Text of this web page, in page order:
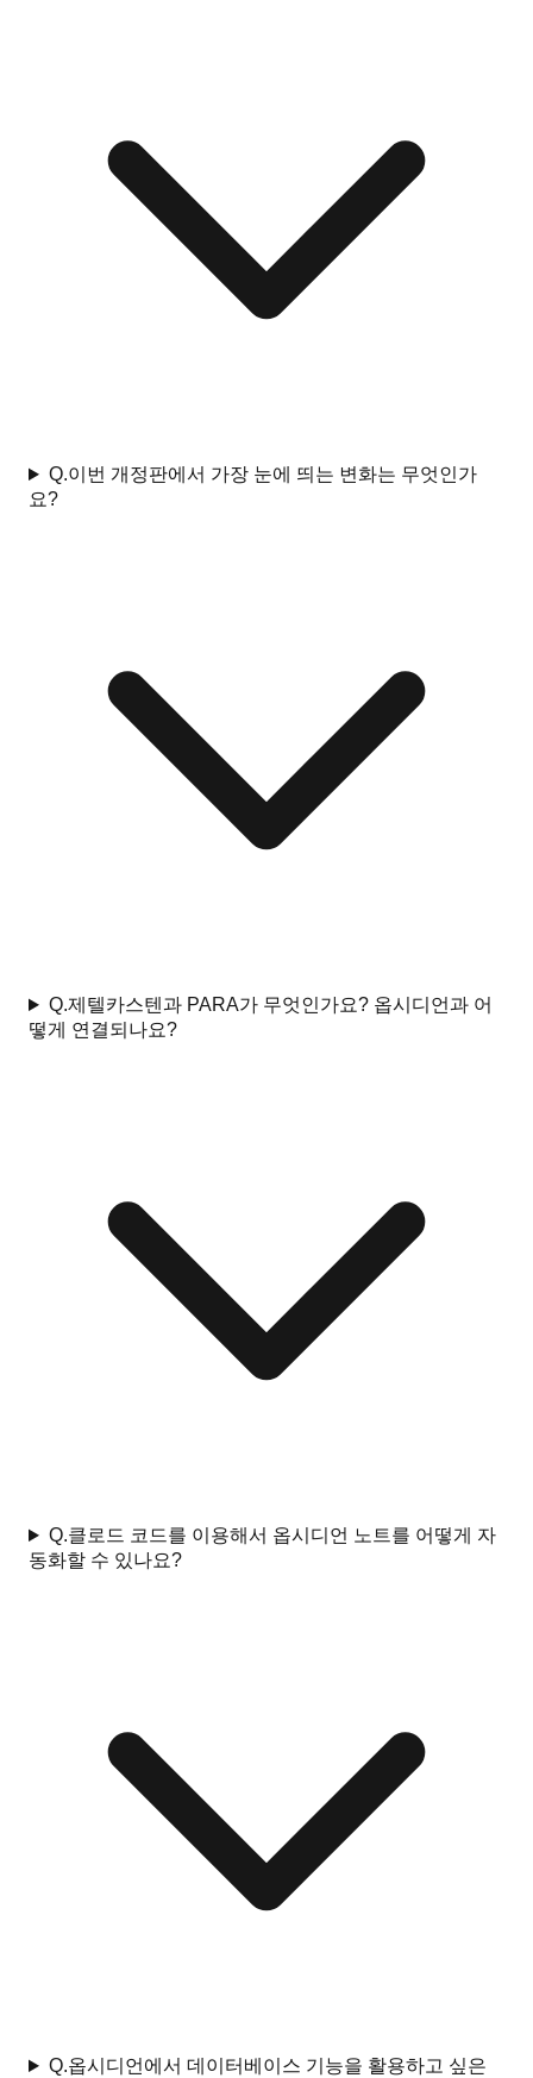
Q.이번 개정판에서 가장 눈에 띄는 변화는 무엇인가
요?
Q.제텔카스텐과 PARA가 무엇인가요? 옵시디언과 어
떻게 연결되나요?
Q.클로드 코드를 이용해서 옵시디언 노트를 어떻게 자
동화할 수 있나요?
Q.옵시디언에서 데이터베이스 기능을 활용하고 싶은